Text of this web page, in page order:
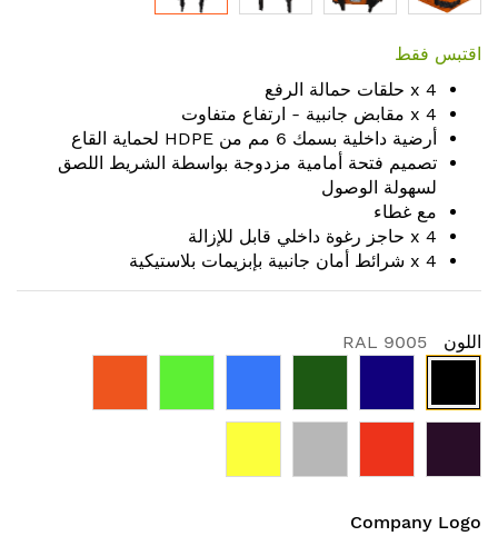
to
beginning
the
images
gallery
اقتبس فقط
4 x حلقات حمالة الرفع
4 x مقابض جانبية - ارتفاع متفاوت
أرضية داخلية بسمك 6 مم من HDPE لحماية القاع
تصميم فتحة أمامية مزدوجة بواسطة الشريط اللصق
لسهولة الوصول
مع غطاء
4 x حاجز رغوة داخلي قابل للإزالة
4 x شرائط أمان جانبية بإبزيمات بلاستيكية
اللون RAL 9005
Company Logo